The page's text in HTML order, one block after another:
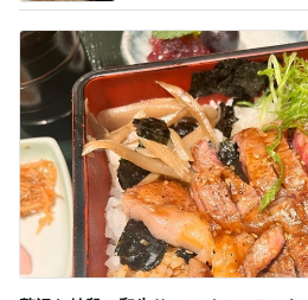
贅沢な値段の和牛サーロインステーキ
Amebaトピックス 1日前
記事を読む